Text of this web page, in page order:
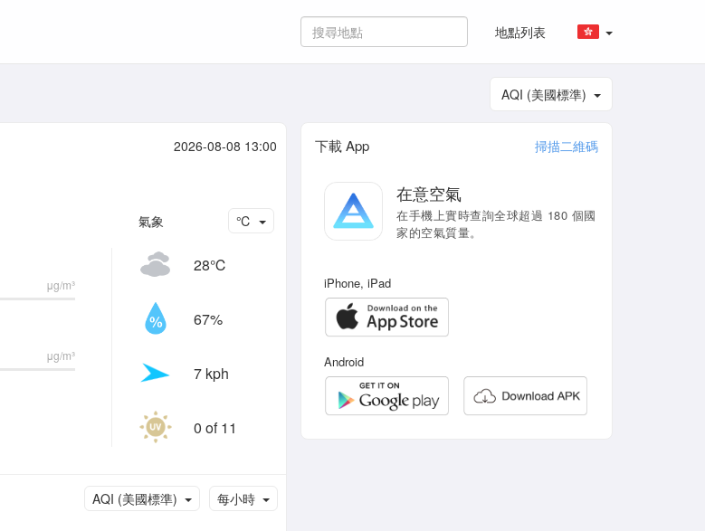
地點列表
AQI (美國標準)
2026-08-08 13:00
μg/m³
μg/m³
氣象 ℃
28℃
67%
7 kph
0 of 11
每小時
AQI (美國標準)
下載 App 掃描二維碼
在意空氣
在手機上實時查詢全球超過 180 個國
家的空氣質量。
iPhone, iPad
Android